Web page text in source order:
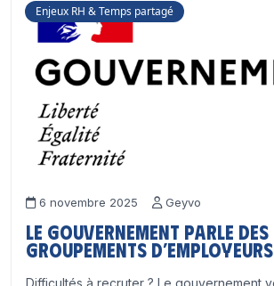
Enjeux RH & Temps partagé
6 novembre 2025 Geyvo
Le Gouvernement parle des
groupements d’employeurs